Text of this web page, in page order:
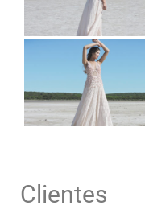
Clientes